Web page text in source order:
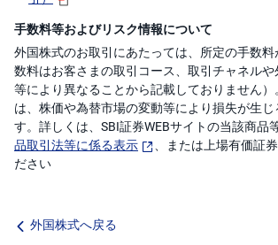
手数料等およびリスク情報について
外国株式のお取引にあたっては、所定の手数
数料はお客さまの取引コース、取引チャネル
等により異なることから記載しておりません）
は、株価や為替市場の変動等により損失が生じ
す。詳しくは、SBI証券WEBサイトの当該商品
品取引法等に係る表示
、または上場有価証
ださい
外国株式へ戻る